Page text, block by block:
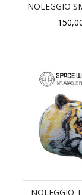
NOLEGGIO
NOLEGGIO